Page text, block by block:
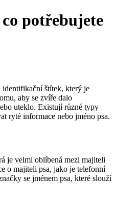
potřebujete
identifikační štítek, který je
aby se zvíře dalo
uteklo. Existují různé typy
ryté informace nebo jméno psa.
je velmi oblíbená mezi majiteli
o majiteli psa, jako je telefonní
se jménem psa, které slouží